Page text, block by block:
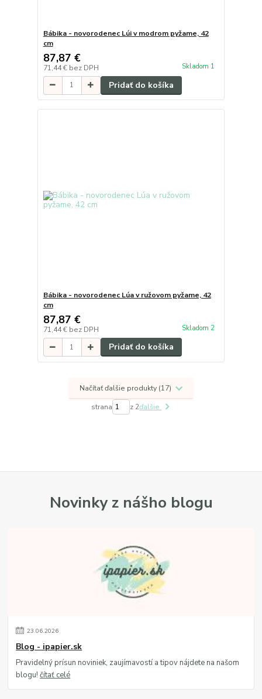
Bábika - novorodenec Lúi v modrom pyžame, 42
cm
87,87 €
71,44 € bez DPH Skladom 1
Pridať do košíka
Bábika - novorodenec Lúa v ružovom pyžame, 42
cm
87,87 €
71,44 € bez DPH Skladom 2
Pridať do košíka
Načítať ďalšie produkty (17)
strana z 2ďalšie
Novinky z nášho blogu
23.06.2026
Blog - ipapier.sk
Pravidelný prísun noviniek, zaujímavostí a tipov nájdete na našom
blogu!čítať celé